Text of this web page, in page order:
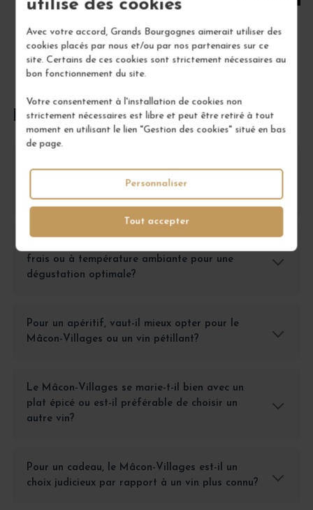
utilise des cookies
Avec votre accord, Grands Bourgognes aimerait utiliser des
cookies placés par nous et/ou par nos partenaires sur ce
site. Certains de ces cookies sont strictement nécessaires au
bon fonctionnement du site.
Votre consentement à l'installation de cookies non
strictement nécessaires est libre et peut être retiré à tout
moment en utilisant le lien "Gestion des cookies" situé en bas
de page.
Tout accepter
Personnaliser
FOIRE AUX QUESTIONS
le Mâcon-Villages ou un autre Chardonnay de
Bourgogne?
frais ou à température ambiante pour une
dégustation optimale?
Pour un apéritif, vaut-il mieux opter pour le
Mâcon-Villages ou un vin pétillant?
Le Mâcon-Villages se marie-t-il bien avec un
plat épicé ou est-il préférable de choisir un
autre vin?
Pour un cadeau, le Mâcon-Villages est-il un
choix judicieux par rapport à un vin plus connu?